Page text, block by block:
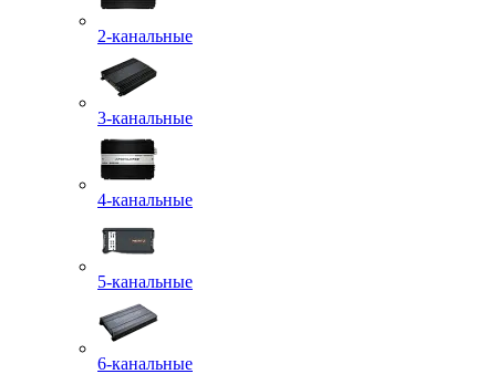
2-канальные
3-канальные
4-канальные
5-канальные
6-канальные